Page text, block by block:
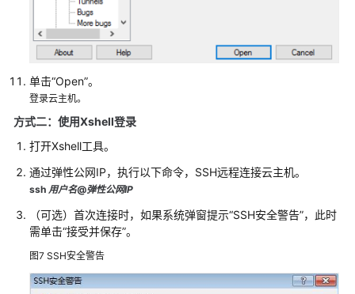
像）
云
硬
盘
理
安
全
理
备
管
单击“Open”。
登录云主机。
方式二：使用Xshell登录
打开Xshell工具。
通过弹性公网IP，执行以下命令，SSH远程连接云主机。
ssh 用户名@弹性公网IP
（可选）首次连接时，如果系统弹窗提示“SSH安全警告”，此时
需单击“接受并保存”。
图7 SSH安全警告